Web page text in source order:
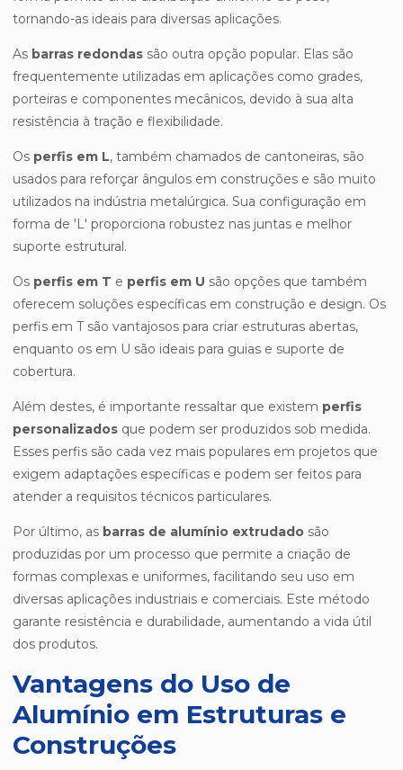
tornando-as ideais para diversas aplicações.
As barras redondas são outra opção popular. Elas são
frequentemente utilizadas em aplicações como grades,
porteiras e componentes mecânicos, devido à sua alta
resistência à tração e flexibilidade.
Os perfis em L, também chamados de cantoneiras, são
usados para reforçar ângulos em construções e são muito
utilizados na indústria metalúrgica. Sua configuração em
forma de 'L' proporciona robustez nas juntas e melhor
suporte estrutural.
Os perfis em T e perfis em U são opções que também
oferecem soluções específicas em construção e design. Os
perfis em T são vantajosos para criar estruturas abertas,
enquanto os em U são ideais para guias e suporte de
cobertura.
Além destes, é importante ressaltar que existem perfis
personalizados que podem ser produzidos sob medida.
Esses perfis são cada vez mais populares em projetos que
exigem adaptações específicas e podem ser feitos para
atender a requisitos técnicos particulares.
Por último, as barras de alumínio extrudado são
produzidas por um processo que permite a criação de
formas complexas e uniformes, facilitando seu uso em
diversas aplicações industriais e comerciais. Este método
garante resistência e durabilidade, aumentando a vida útil
dos produtos.
Vantagens do Uso de
Alumínio em Estruturas e
Construções